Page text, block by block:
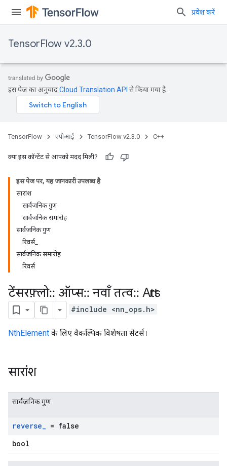
प्रवेश करें
TensorFlow v2.3.0
इस पेज का अनुवादCloud Translation API से किया गया है.
TensorFlow एपीआई TensorFlow v2.3.0 C++
क्या इस कॉन्टेंट से आपको मदद मिली?
इस पेज पर, यह जानकारी उपलब्ध है
सारांश
सार्वजनिक गुण
सार्वजनिक समारोह
सार्वजनिक गुण
रिवर्स_
सार्वजनिक समारोह
रिवर्स
टेंसरफ़्लो:: ऑप्स:: नवाँ तत्व:: Attrs
#include <nn_ops.h>
NthElement के लिए वैकल्पिक विशेषता सेटर्स।
सारांश
सार्वजनिक गुण
reverse_ = false
bool